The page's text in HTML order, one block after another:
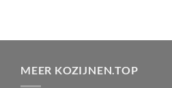
MEER KOZIJNEN.TOP